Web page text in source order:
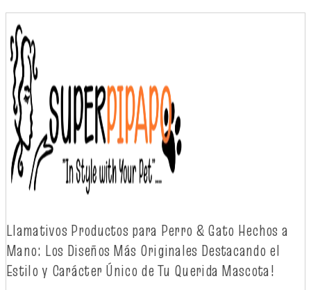
Llamativos Productos para Perro & Gato Hechos a
Mano: Los Diseños Más Originales Destacando el
Estilo y Carácter Único de Tu Querida Mascota!